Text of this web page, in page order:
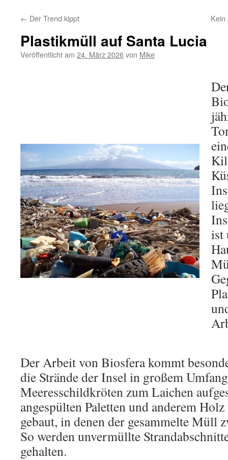
← Der Trend kippt
Plastikmüll auf Santa Lucia
Veröffentlicht am 24. März 2026von Mike
ist
Der Arbeit von Biosfera kommt
die Strände der Insel in großem
Meeresschildkröten zum Laichen
angespülten Paletten und anderem
gebaut, in denen der gesammelte Müll
So werden unvermüllte
gehalten.